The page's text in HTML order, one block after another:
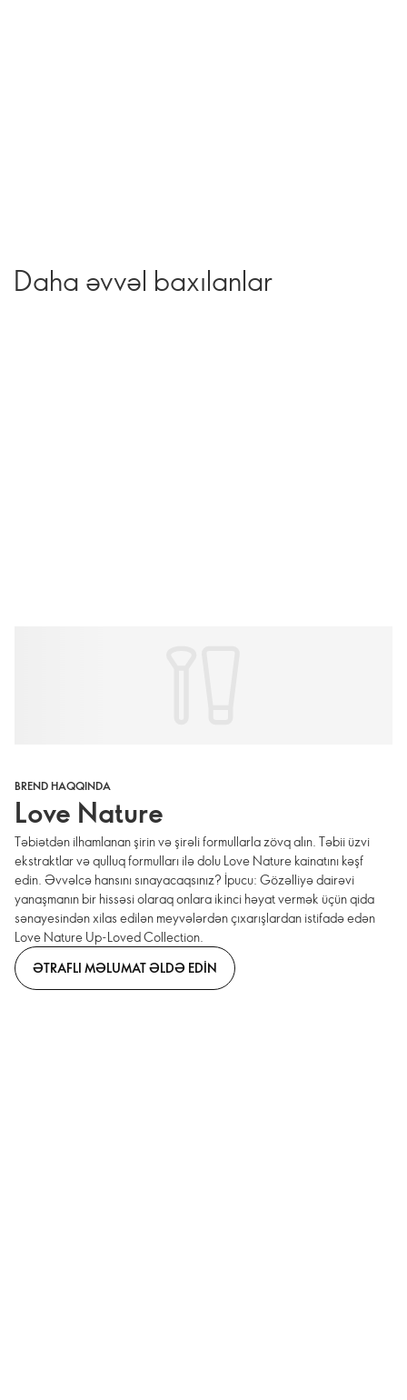
Daha əvvəl baxılanlar
BREND HAQQINDA
Love Nature
Təbiətdən ilhamlanan şirin və şirəli formullarla zövq alın. Təbii üzvi
ekstraktlar və qulluq formulları ilə dolu Love Nature kainatını kəşf
edin. Əvvəlcə hansını sınayacaqsınız? İpucu: Gözəlliyə dairəvi
yanaşmanın bir hissəsi olaraq onlara ikinci həyat vermək üçün qida
sənayesindən xilas edilən meyvələrdən çıxarışlardan istifadə edən
Love Nature Up-Loved Collection.
ƏTRAFLI MƏLUMAT ƏLDƏ EDIN